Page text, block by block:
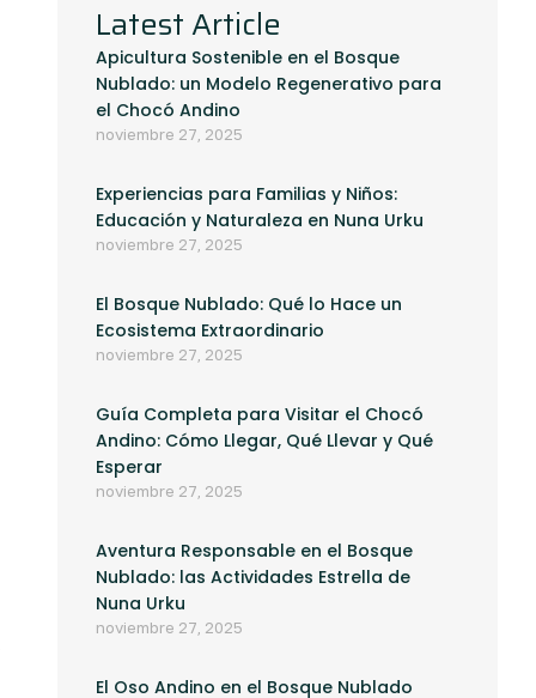
Latest Article
Apicultura Sostenible en el Bosque
Nublado: un Modelo Regenerativo para
el Chocó Andino
noviembre 27, 2025
Experiencias para Familias y Niños:
Educación y Naturaleza en Nuna Urku
noviembre 27, 2025
El Bosque Nublado: Qué lo Hace un
Ecosistema Extraordinario
noviembre 27, 2025
Guía Completa para Visitar el Chocó
Andino: Cómo Llegar, Qué Llevar y Qué
Esperar
noviembre 27, 2025
Aventura Responsable en el Bosque
Nublado: las Actividades Estrella de
Nuna Urku
noviembre 27, 2025
El Oso Andino en el Bosque Nublado